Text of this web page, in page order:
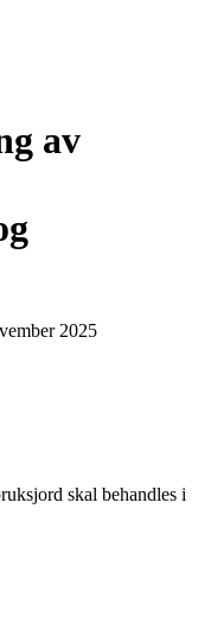
av
2025
skal behandles i